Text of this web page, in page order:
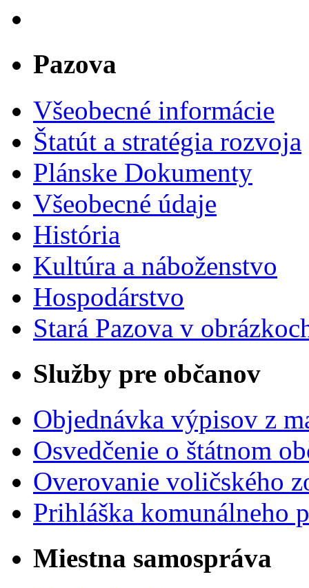
Pazova
Všeobecné informácie
Štatút a stratégia rozvoja
Plánske Dokumenty
Všeobecné údaje
História
Kultúra a náboženstvo
Hospodárstvo
Stará Pazova v
Služby pre občanov
Objednávka výpisov z
Osvedčenie o štátnom
Overovanie voličského
Prihláška komunálneho
Miestna samospráva